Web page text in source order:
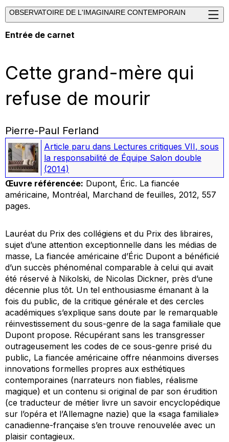
OBSERVATOIRE DE L'IMAGINAIRE CONTEMPORAIN
Entrée de carnet
Cette grand-mère qui
refuse de mourir
Pierre-Paul Ferland
Article paru dans Lectures critiques VII, sous
la responsabilité de Équipe Salon double
(2014)
Œuvre référencée: Dupont, Éric. La fiancée
américaine, Montréal, Marchand de feuilles, 2012, 557
pages.
Lauréat du Prix des collégiens et du Prix des libraires,
sujet d’une attention exceptionnelle dans les médias de
masse, La fiancée américaine d’Éric Dupont a bénéficié
d’un succès phénoménal comparable à celui qui avait
été réservé à Nikolski, de Nicolas Dickner, près d’une
décennie plus tôt. Un tel enthousiasme émanant à la
fois du public, de la critique générale et des cercles
académiques s’explique sans doute par le remarquable
réinvestissement du sous-genre de la saga familiale que
Dupont propose. Récupérant sans les transgresser
outrageusement les codes de ce sous-genre prisé du
public, La fiancée américaine offre néanmoins diverses
innovations formelles propres aux esthétiques
contemporaines (narrateurs non fiables, réalisme
magique) et un contenu si original de par son érudition
(ce traducteur de métier livre un savoir encyclopédique
sur l’opéra et l’Allemagne nazie) que la «saga familiale»
canadienne-française s’en trouve renouvelée avec un
plaisir contagieux.